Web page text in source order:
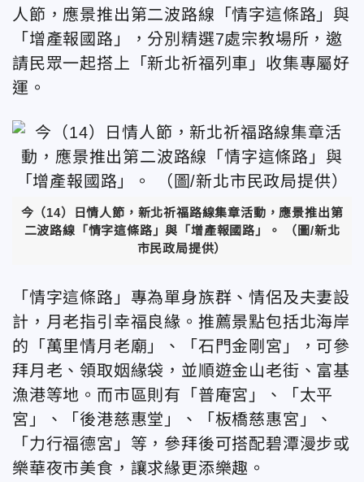
人節，應景推出第二波路線「情字這條路」與
「增產報國路」，分別精選7處宗教場所，邀
請民眾一起搭上「新北祈福列車」收集專屬好
運。
今（14）日情人節，新北祈福路線集章活動，應景推出第
二波路線「情字這條路」與「增產報國路」。
（圖/新北
市民政局提供）
「情字這條路」專為單身族群、情侶及夫妻設
計，月老指引幸福良緣。推薦景點包括北海岸
的「萬里情月老廟」、「石門金剛宮」，可參
拜月老、領取姻緣袋，並順遊金山老街、富基
漁港等地。而市區則有「普庵宮」、「太平
宮」、「後港慈惠堂」、「板橋慈惠宮」、
「力行福德宮」等，參拜後可搭配碧潭漫步或
樂華夜市美食，讓求緣更添樂趣。